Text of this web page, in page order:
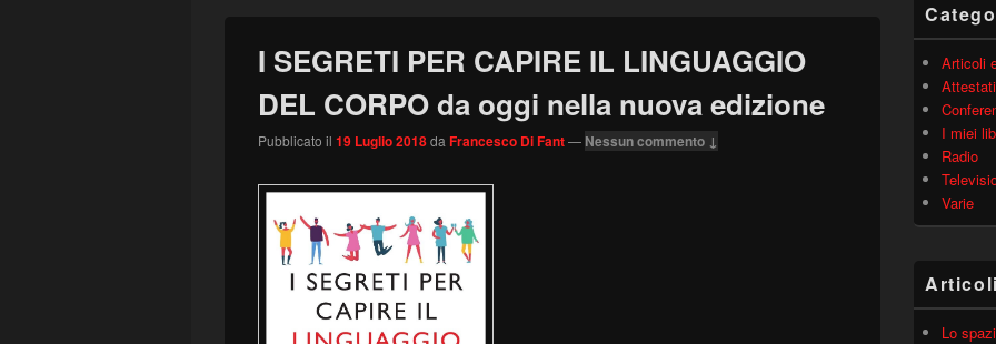
I SEGRETI PER CAPIRE IL LINGUAGGIO
DEL CORPO da oggi nella nuova edizione
Pubblicato il 19 Luglio 2018da Francesco Di Fant— Nessun commento ↓
Articoli
Attestati
I miei
Radio
Varie
Lo